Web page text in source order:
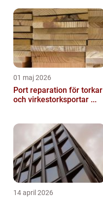
01 maj 2026
Port reparation för torkar
och virkestorksportar ...
14 april 2026